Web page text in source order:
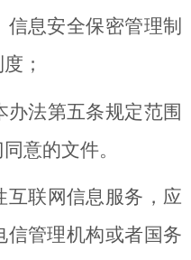
息安全保密管理制
；
办法第五条规定范围
意的文件。
联网信息服务，应
信管理机构或者国务